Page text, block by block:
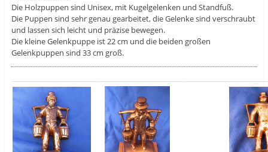
Die Holzpuppen sind Unisex, mit Kugelgelenken und Standfuß.
Die Puppen sind sehr genau gearbeitet, die Gelenke sind verschraubt
und lassen sich leicht und präzise bewegen.
Die kleine Gelenkpuppe ist 22 cm und die beiden großen
Gelenkpuppen sind 33 cm groß.